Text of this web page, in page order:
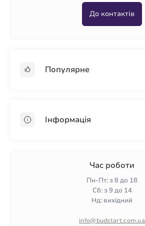
До контактів
Популярне
ПінопластІнформація
Гарантія та повернення
Політика конфіденційності
Час роботи
Пн-Пт: з 8 до 18
Сб: з 9 до 14
Нд: вихідний
info@budstart.com.ua